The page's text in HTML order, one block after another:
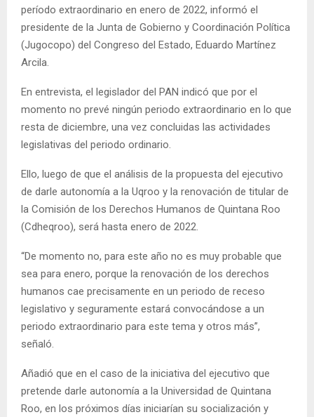
período extraordinario en enero de 2022, informó el
presidente de la Junta de Gobierno y Coordinación Política
(Jugocopo) del Congreso del Estado, Eduardo Martínez
Arcila.
En entrevista, el legislador del PAN indicó que por el
momento no prevé ningún periodo extraordinario en lo que
resta de diciembre, una vez concluidas las actividades
legislativas del periodo ordinario.
Ello, luego de que el análisis de la propuesta del ejecutivo
de darle autonomía a la Uqroo y la renovación de titular de
la Comisión de los Derechos Humanos de Quintana Roo
(Cdheqroo), será hasta enero de 2022.
“De momento no, para este año no es muy probable que
sea para enero, porque la renovación de los derechos
humanos cae precisamente en un periodo de receso
legislativo y seguramente estará convocándose a un
periodo extraordinario para este tema y otros más”,
señaló.
Añadió que en el caso de la iniciativa del ejecutivo que
pretende darle autonomía a la Universidad de Quintana
Roo, en los próximos días iniciarían su socialización y